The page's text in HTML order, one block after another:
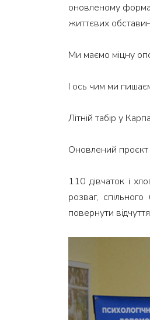
оновленому
життєвих
Ми маємо міцну
І ось чим ми
Літній табір у
Оновлений проєкт
110 дівчаток і
розваг,
повернути